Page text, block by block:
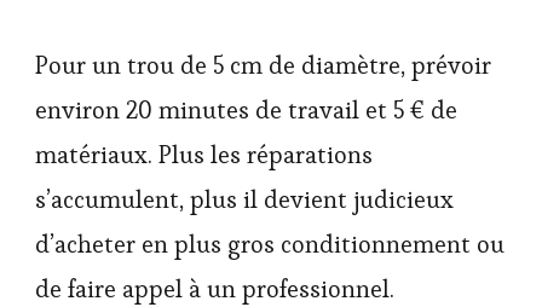
Pour un trou de 5 cm de diamètre, prévoir
environ 20 minutes de travail et 5 € de
matériaux. Plus les réparations
s’accumulent, plus il devient judicieux
d’acheter en plus gros conditionnement ou
de faire appel à un professionnel.